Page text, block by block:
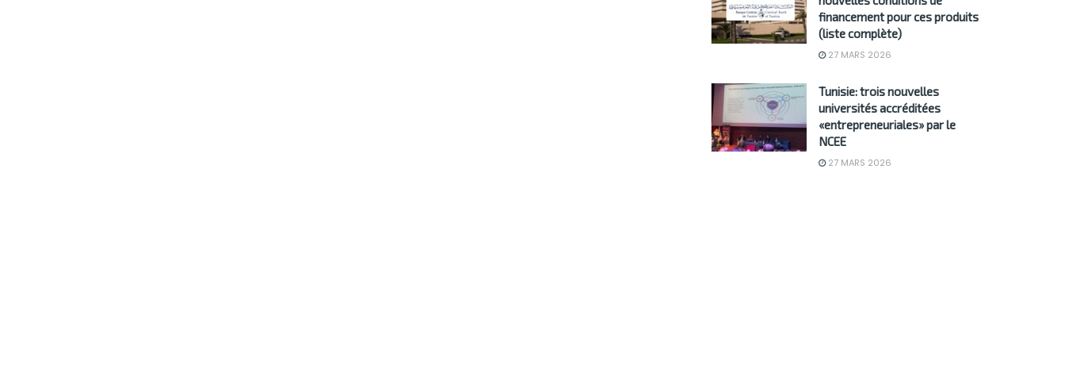
financement pour ces produits
(liste complète)
27 MARS 2026
Tunisie: trois nouvelles
universités accréditées
«entrepreneuriales» par le
NCEE
27 MARS 2026